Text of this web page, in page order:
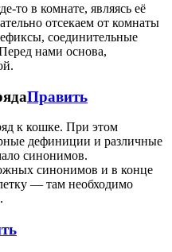
то в комнате, являясь её
отсекаем от комнаты
соединительные
нами основа,
Править
к кошке. При этом
дефиниции и различные
синонимов.
синонимов и в конце
— там необходимо